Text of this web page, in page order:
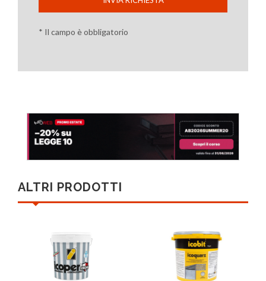
* Il campo è obbligatorio
ALTRI PRODOTTI